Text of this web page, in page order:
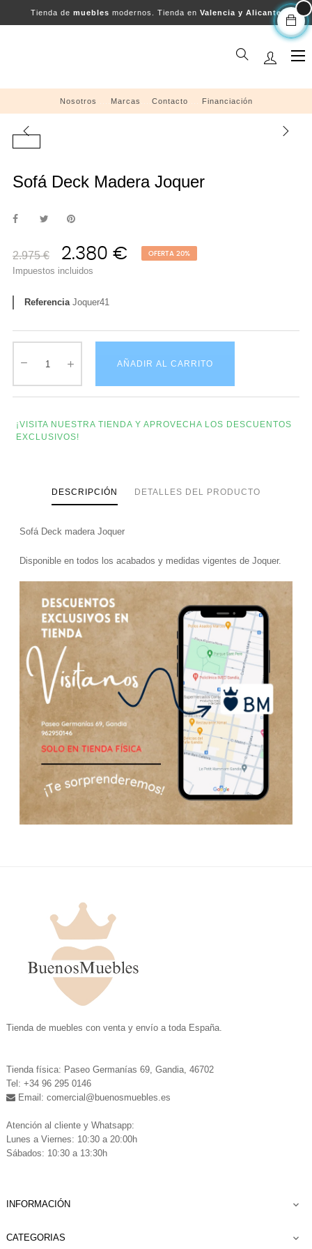
Tienda de muebles modernos. Tienda en Valencia y Alicante
☰
Nosotros Marcas Contacto Financiación
Sofá Deck Madera Joquer
2.975 € 2.380 € OFERTA 20%
Impuestos incluidos
Referencia Joquer41
AÑADIR AL CARRITO
¡VISITA NUESTRA TIENDA Y APROVECHA LOS DESCUENTOS
EXCLUSIVOS!
DESCRIPCIÓN DETALLES DEL PRODUCTO
Sofá Deck madera Joquer
Disponible en todos los acabados y medidas vigentes de Joquer.
Tienda de muebles con venta y envío a toda España.
Tienda física: Paseo Germanías 69, Gandia, 46702
Tel: +34 96 295 0146
Email: comercial @buenosmuebles.es
Atención al cliente y Whatsapp:
Lunes a Viernes: 10:30 a 20:00h
Sábados: 10:30 a 13:30h
INFORMACIÓN 
CATEGORIAS 